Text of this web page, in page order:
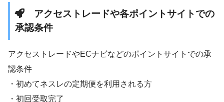
アクセストレードや各ポイントサイトでの
承認条件
アクセストレードやECナビなどのポイントサイトでの承
認条件
・初めてネスレの定期便を利用される方
・初回受取完了